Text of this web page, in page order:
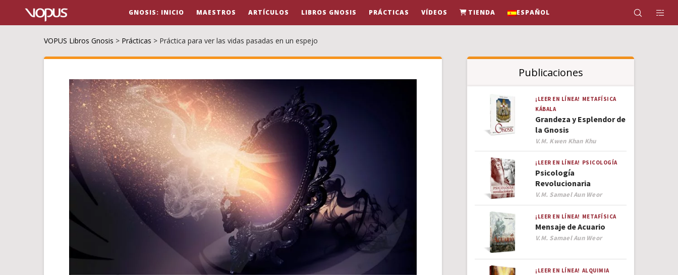
GNOSIS: INICIO MAESTROS ARTÍCULOS LIBROS GNOSIS PRÁCTICAS VÍDEOS TIENDA ESPAÑOL
VOPUS Libros Gnosis > Prácticas > Práctica para ver las vidas pasadas en un espejo
Publicaciones
¡LEER EN LÍNEA! METAFÍSICA
KÁBALA
Grandeza y Esplendor de
la Gnosis
Author
V.M. Kwen Khan Khu
¡LEER EN LÍNEA! PSICOLOGÍA
Psicología
Revolucionaria
Author
V.M. Samael Aun Weor
¡LEER EN LÍNEA! METAFÍSICA
Mensaje de Acuario
Author
V.M. Samael Aun Weor
¡LEER EN LÍNEA! ALQUIMIA